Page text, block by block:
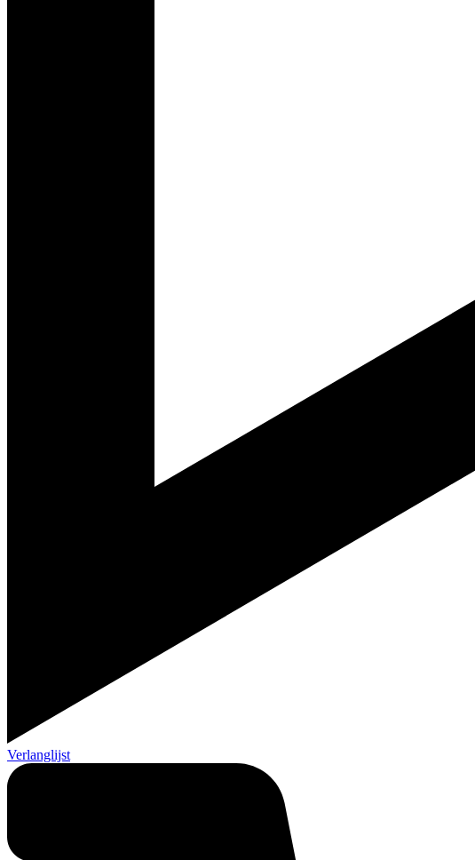
Verlanglijst